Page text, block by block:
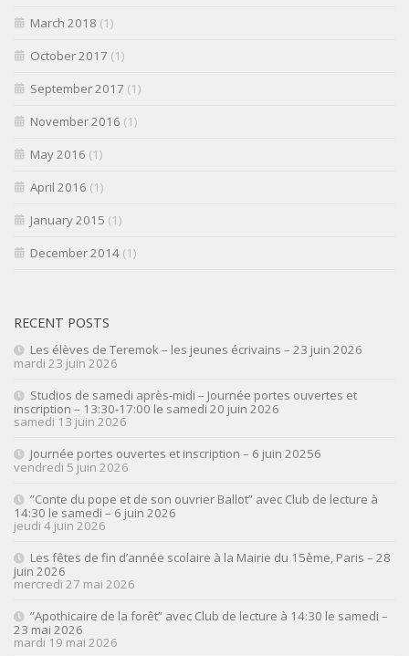
March 2018 (1)
October 2017 (1)
September 2017 (1)
November 2016 (1)
May 2016 (1)
April 2016 (1)
January 2015 (1)
December 2014 (1)
RECENT POSTS
Les élèves de Teremok – les jeunes écrivains – 23 juin 2026
mardi 23 juin 2026
Studios de samedi après-midi – Journée portes ouvertes et
inscription – 13:30-17:00 le samedi 20 juin 2026
samedi 13 juin 2026
Journée portes ouvertes et inscription – 6 juin 20256
vendredi 5 juin 2026
”Conte du pope et de son ouvrier Ballot” avec Club de lecture à
14:30 le samedi – 6 juin 2026
jeudi 4 juin 2026
Les fêtes de fin d’année scolaire à la Mairie du 15ème, Paris – 28
juin 2026
mercredi 27 mai 2026
”Apothicaire de la forêt” avec Club de lecture à 14:30 le samedi –
23 mai 2026
mardi 19 mai 2026